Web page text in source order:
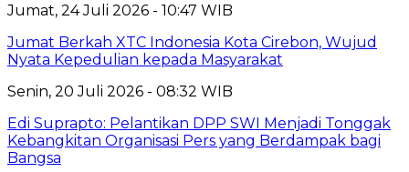
Jumat, 24 Juli 2026 - 10:47 WIB
Jumat Berkah XTC Indonesia Kota Cirebon, Wujud
Nyata Kepedulian kepada Masyarakat
Senin, 20 Juli 2026 - 08:32 WIB
Edi Suprapto: Pelantikan DPP SWI Menjadi Tonggak
Kebangkitan Organisasi Pers yang Berdampak bagi
Bangsa